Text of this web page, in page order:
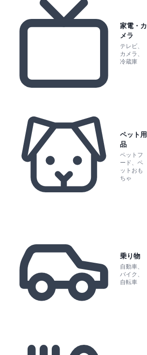
家電・カ
メラ
テレビ、
カメラ、
冷蔵庫
ペット用
品
ペットフ
ード、ペ
ットおも
ちゃ
乗り物
自動車、
バイク、
自転車